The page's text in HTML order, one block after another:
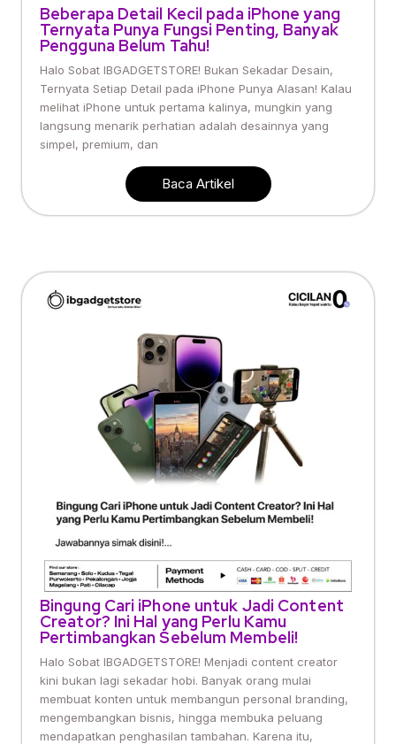
Beberapa Detail Kecil pada iPhone yang
Ternyata Punya Fungsi Penting, Banyak
Pengguna Belum Tahu!
Halo Sobat IBGADGETSTORE! Bukan Sekadar Desain,
Ternyata Setiap Detail pada iPhone Punya Alasan! Kalau
melihat iPhone untuk pertama kalinya, mungkin yang
langsung menarik perhatian adalah desainnya yang
simpel, premium, dan
Baca Artikel
Bingung Cari iPhone untuk Jadi Content
Creator? Ini Hal yang Perlu Kamu
Pertimbangkan Sebelum Membeli!
Halo Sobat IBGADGETSTORE! Menjadi content creator
kini bukan lagi sekadar hobi. Banyak orang mulai
membuat konten untuk membangun personal branding,
mengembangkan bisnis, hingga membuka peluang
mendapatkan penghasilan tambahan. Karena itu,